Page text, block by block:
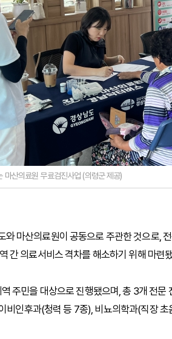
마산의료원 무료검진사업 (의령군 제공)
와 마산의료원이 공동으로 주관한 것으로,
간 의료서비스 격차를 해소하기 위해 마련
주민을 대상으로 진행됐으며, 총 3개 전
비인후과(청력 등 7종), 비뇨의학과(직장